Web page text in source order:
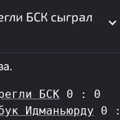
БСК сыграл
БСК 0 : 0
Идманьюрду 0